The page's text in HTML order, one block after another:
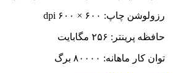
رزولوشن چاپ: ۶۰۰ × ۶۰۰ dpi
حافظه پرینتر: ۲۵۶ مگابایت
توان کار ماهانه: ۸۰۰۰۰ برگ